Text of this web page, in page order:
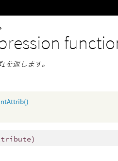
を返します。